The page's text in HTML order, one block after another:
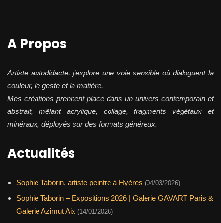
A Propos
Artiste autodidacte, j’explore une voie sensible où dialoguent la
couleur, le geste et la matière.
Mes créations prennent place dans un univers contemporain et
abstrait, mêlant acrylique, collage, fragments végétaux et
minéraux, déployés sur des formats généreux.
Actualités
Sophie Taborin, artiste peintre à Hyères (04/03/2026)
Sophie Taborin – Expositions 2026 | Galerie GAVART Paris &
Galerie Azimut Aix (14/01/2026)